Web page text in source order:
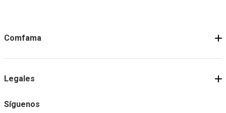
Comfama
Legales
Síguenos